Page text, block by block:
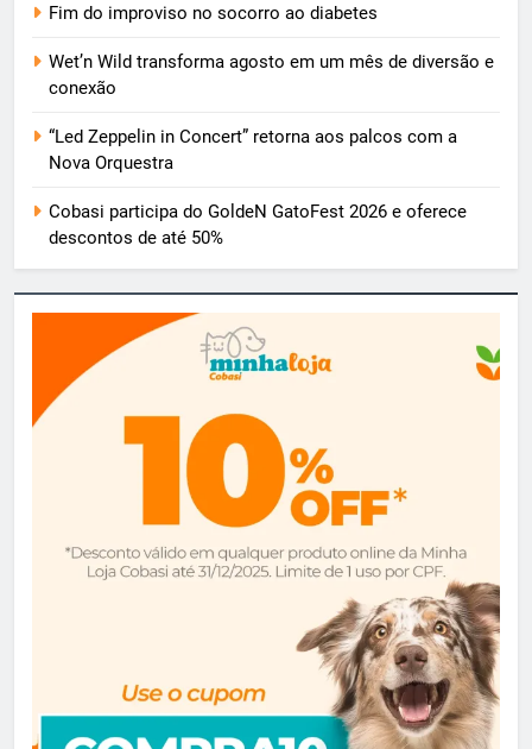
Fim do improviso no socorro ao diabetes
Wet’n Wild transforma agosto em um mês de diversão e
conexão
“Led Zeppelin in Concert” retorna aos palcos com a
Nova Orquestra
Cobasi participa do GoldeN GatoFest 2026 e oferece
descontos de até 50%